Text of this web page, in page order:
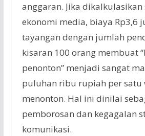
anggaran. Jika dikalkulasikan
ekonomi media, biaya Rp3,6
tayangan dengan jumlah
kisaran 100 orang membuat
penonton” menjadi sangat
puluhan ribu rupiah per satu
menonton. Hal ini dinilai
pemborosan dan kegagalan
komunikasi.